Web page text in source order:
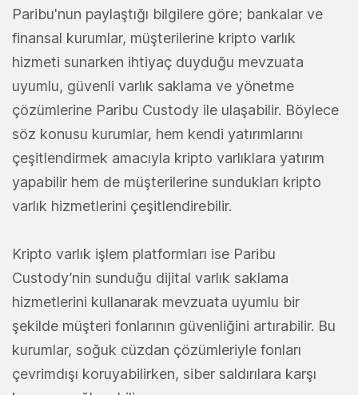
Paribu'nun paylaştığı bilgilere göre; bankalar ve
finansal kurumlar, müşterilerine kripto varlık
hizmeti sunarken ihtiyaç duyduğu mevzuata
uyumlu, güvenli varlık saklama ve yönetme
çözümlerine Paribu Custody ile ulaşabilir. Böylece
söz konusu kurumlar, hem kendi yatırımlarını
çeşitlendirmek amacıyla kripto varlıklara yatırım
yapabilir hem de müşterilerine sundukları kripto
varlık hizmetlerini çeşitlendirebilir.
Kripto varlık işlem platformları ise Paribu
Custody’nin sunduğu dijital varlık saklama
hizmetlerini kullanarak mevzuata uyumlu bir
şekilde müşteri fonlarının güvenliğini artırabilir. Bu
kurumlar, soğuk cüzdan çözümleriyle fonları
çevrimdışı koruyabilirken, siber saldırılara karşı